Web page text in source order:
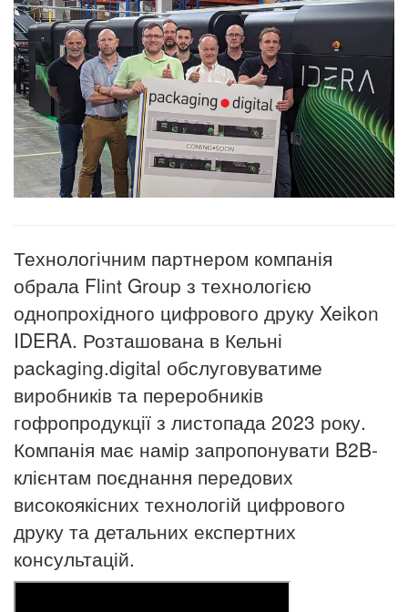
Технологічним партнером компанія
обрала Flint Group з технологією
однопрохідного цифрового друку Xeikon
IDERA. Розташована в Кельні
packaging.digital обслуговуватиме
виробників та переробників
гофропродукції з листопада 2023 року.
Компанія має намір запропонувати B2B-
клієнтам поєднання передових
високоякісних технологій цифрового
друку та детальних експертних
консультацій.